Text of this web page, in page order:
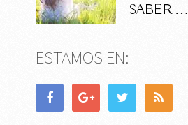
SABER …
ESTAMOS EN: